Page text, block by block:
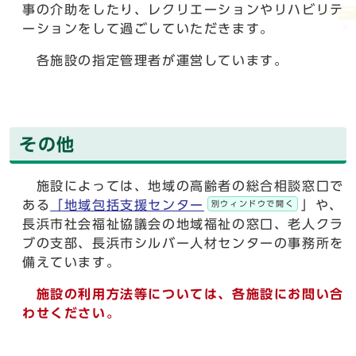
事の介助をしたり、レクリエーションやリハビリテ
ーションをして過ごしていただきます。
各施設の指定管理者が運営しています。
その他
施設によっては、地域の高齢者の総合相談窓口で
ある
「地域包括支援センター 別ウィンドウで開く
」や、
長浜市社会福祉協議会の地域福祉の窓口、老人クラ
ブの支部、長浜市シルバー人材センターの事務所を
備えています。
施設の利用方法等については、各施設にお問い合
わせください。